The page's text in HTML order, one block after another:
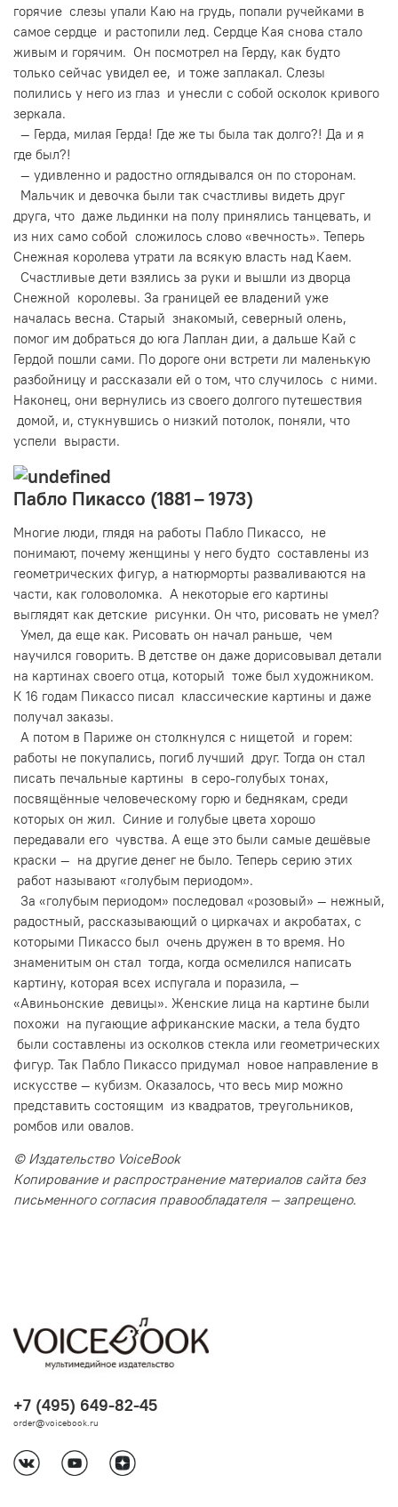
горячие слезы упали Каю на грудь, попали ручейками в
самое сердце и растопили лед. Сердце Кая снова стало
живым и горячим. Он посмотрел на Герду, как будто
только сейчас увидел ее, и тоже заплакал. Слезы
полились у него из глаз и унесли с собой осколок кривого
зеркала.
— Герда, милая Герда! Где же ты была так долго?! Да и я
где был?!
— удивленно и радостно оглядывался он по сторонам.
Мальчик и девочка были так счастливы видеть друг
друга, что даже льдинки на полу принялись танцевать, и
из них само собой сложилось слово «вечность». Теперь
Снежная королева утрати ла всякую власть над Каем.
Счастливые дети взялись за руки и вышли из дворца
Снежной королевы. За границей ее владений уже
началась весна. Старый знакомый, северный олень,
помог им добраться до юга Лаплан дии, а дальше Кай с
Гердой пошли сами. По дороге они встрети ли маленькую
разбойницу и рассказали ей о том, что случилось с ними.
Наконец, они вернулись из своего долгого путешествия
домой, и, стукнувшись о низкий потолок, поняли, что
успели вырасти.
Пабло Пикассо (1881 – 1973)
Многие люди, глядя на работы Пабло Пикассо, не
понимают, почему женщины у него будто составлены из
геометрических фигур, а натюрморты разваливаются на
части, как головоломка. А некоторые его картины
выглядят как детские рисунки. Он что, рисовать не умел?
Умел, да еще как. Рисовать он начал раньше, чем
научился говорить. В детстве он даже дорисовывал детали
на картинах своего отца, который тоже был художником.
К 16 годам Пикассо писал классические картины и даже
получал заказы.
А потом в Париже он столкнулся с нищетой и горем:
работы не покупались, погиб лучший друг. Тогда он стал
писать печальные картины в серо-голубых тонах,
посвящённые человеческому горю и беднякам, среди
которых он жил. Синие и голубые цвета хорошо
передавали его чувства. А еще это были самые дешёвые
краски — на другие денег не было. Теперь серию этих
работ называют «голубым периодом».
За «голубым периодом» последовал «розовый» — нежный,
радостный, рассказывающий о циркачах и акробатах, с
которыми Пикассо был очень дружен в то время. Но
знаменитым он стал тогда, когда осмелился написать
картину, которая всех испугала и поразила, —
«Авиньонские девицы». Женские лица на картине были
похожи на пугающие африканские маски, а тела будто
были составлены из осколков стекла или геометрических
фигур. Так Пабло Пикассо придумал новое направление в
искусстве — кубизм. Оказалось, что весь мир можно
представить состоящим из квадратов, треугольников,
ромбов или овалов.
© Издательство VoiceBook
Копирование и распространение материалов сайта без
письменного согласия правообладателя — запрещено.
+7 (495) 649-82-45
order@voicebook.ru